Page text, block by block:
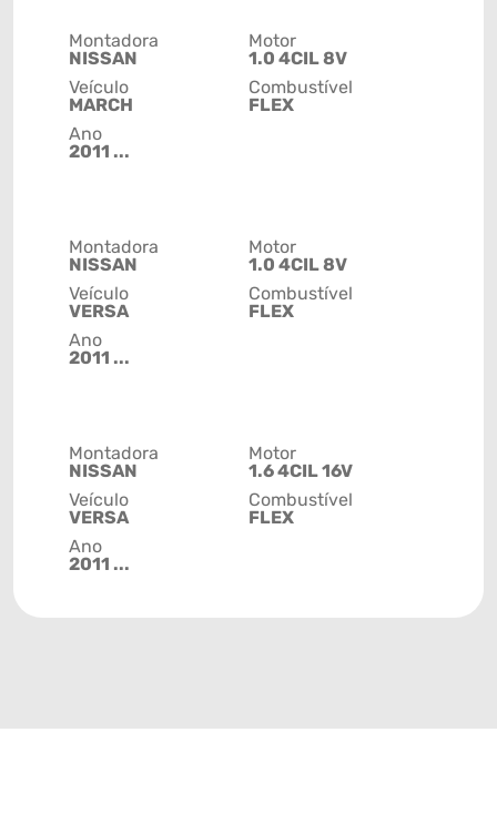
Montadora
NISSAN
Veículo
MARCH
Ano
2011 ...
Motor
1.0 4CIL 8V
Combustível
FLEX
Montadora
NISSAN
Veículo
VERSA
Ano
2011 ...
Motor
1.0 4CIL 8V
Combustível
FLEX
Montadora
NISSAN
Veículo
VERSA
Ano
2011 ...
Motor
1.6 4CIL 16V
Combustível
FLEX